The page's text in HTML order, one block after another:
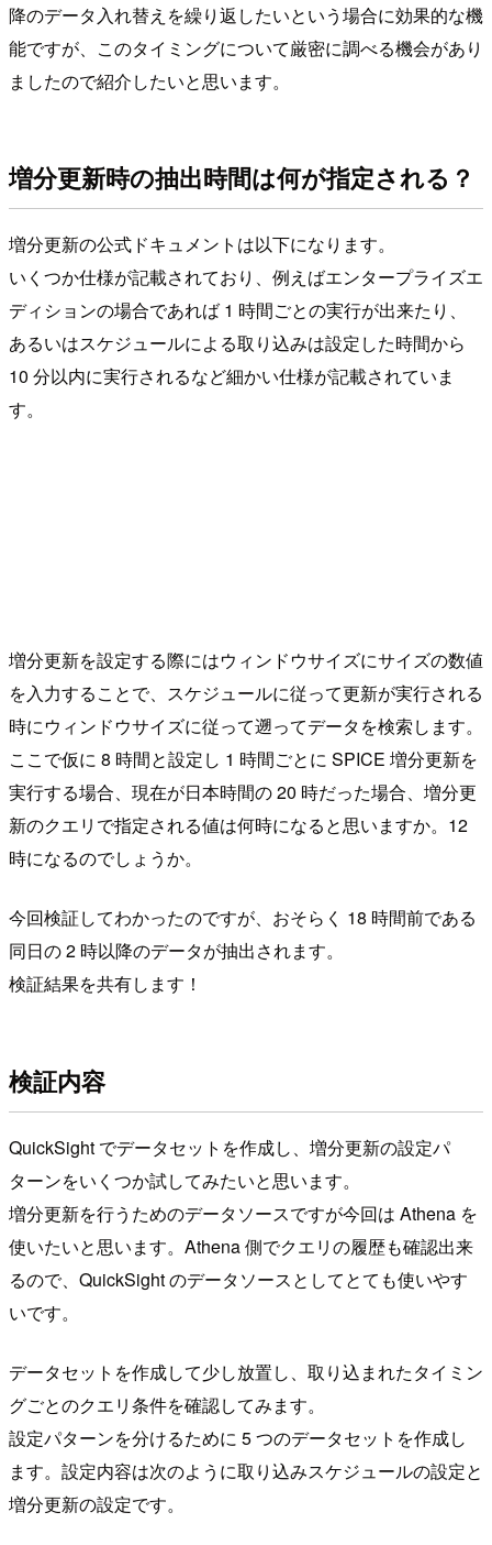
降のデータ入れ替えを繰り返したいという場合に効果的な機
能ですが、このタイミングについて厳密に調べる機会があり
ましたので紹介したいと思います。
増分更新時の抽出時間は何が指定される？
増分更新の公式ドキュメントは以下になります。
いくつか仕様が記載されており、例えばエンタープライズエ
ディションの場合であれば 1 時間ごとの実行が出来たり、
あるいはスケジュールによる取り込みは設定した時間から
10 分以内に実行されるなど細かい仕様が記載されていま
す。
増分更新を設定する際にはウィンドウサイズにサイズの数値
を入力することで、スケジュールに従って更新が実行される
時にウィンドウサイズに従って遡ってデータを検索します。
ここで仮に 8 時間と設定し 1 時間ごとに SPICE 増分更新を
実行する場合、現在が日本時間の 20 時だった場合、増分更
新のクエリで指定される値は何時になると思いますか。12
時になるのでしょうか。
今回検証してわかったのですが、おそらく 18 時間前である
同日の 2 時以降のデータが抽出されます。
検証結果を共有します！
検証内容
QuickSight でデータセットを作成し、増分更新の設定パ
ターンをいくつか試してみたいと思います。
増分更新を行うためのデータソースですが今回は Athena を
使いたいと思います。Athena 側でクエリの履歴も確認出来
るので、QuickSight のデータソースとしてとても使いやす
いです。
データセットを作成して少し放置し、取り込まれたタイミン
グごとのクエリ条件を確認してみます。
設定パターンを分けるために 5 つのデータセットを作成し
ます。設定内容は次のように取り込みスケジュールの設定と
増分更新の設定です。